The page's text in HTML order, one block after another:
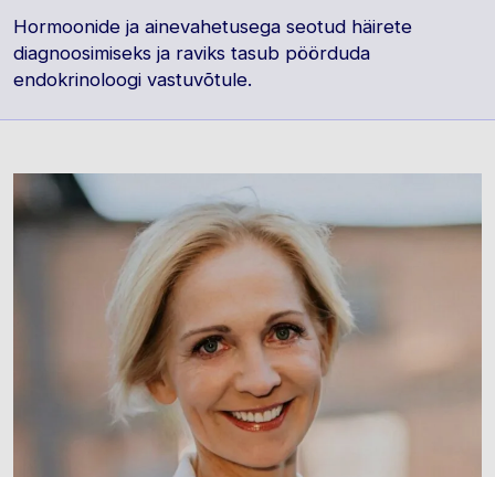
Hormoonide ja ainevahetusega seotud häirete
diagnoosimiseks ja raviks tasub pöörduda
endokrinoloogi vastuvõtule.